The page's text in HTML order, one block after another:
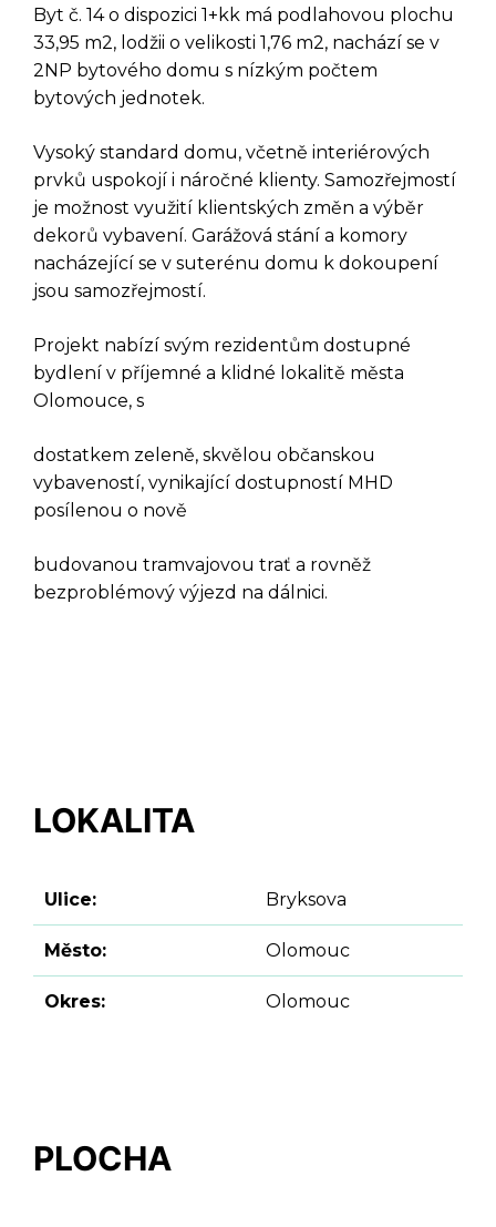
Byt č. 14 o dispozici 1+kk má podlahovou plochu
33,95 m2, lodžii o velikosti 1,76 m2, nachází se v
2NP bytového domu s nízkým počtem
bytových jednotek.
Vysoký standard domu, včetně interiérových
prvků uspokojí i náročné klienty. Samozřejmostí
je možnost využití klientských změn a výběr
dekorů vybavení. Garážová stání a komory
nacházející se v suterénu domu k dokoupení
jsou samozřejmostí.
Projekt nabízí svým rezidentům dostupné
bydlení v příjemné a klidné lokalitě města
Olomouce, s
dostatkem zeleně, skvělou občanskou
vybaveností, vynikající dostupností MHD
posílenou o nově
budovanou tramvajovou trať a rovněž
bezproblémový výjezd na dálnici.
LOKALITA
Ulice: Bryksova
Město: Olomouc
Okres: Olomouc
PLOCHA
DOTAZ K TÉTO